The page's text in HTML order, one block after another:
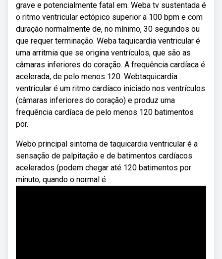
grave e potencialmente fatal em. Weba tv sustentada é
o ritmo ventricular ectópico superior a 100 bpm e com
duração normalmente de, no mínimo, 30 segundos ou
que requer terminação. Weba taquicardia ventricular é
uma arritmia que se origina ventrículos, que são as
câmaras inferiores do coração. A frequência cardíaca é
acelerada, de pelo menos 120. Webtaquicardia
ventricular é um ritmo cardíaco iniciado nos ventrículos
(câmaras inferiores do coração) e produz uma
frequência cardíaca de pelo menos 120 batimentos
por.
Webo principal sintoma de taquicardia ventricular é a
sensação de palpitação e de batimentos cardíacos
acelerados (podem chegar até 120 batimentos por
minuto, quando o normal é.